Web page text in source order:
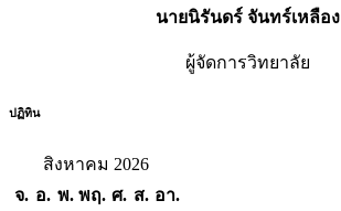
นายนิรันดร์ จันทร์เหลือง
ผู้จัดการวิทยาลัย
ปฏิทิน
สิงหาคม 2026
จ. อ. พ. พฤ. ศ. ส. อา.